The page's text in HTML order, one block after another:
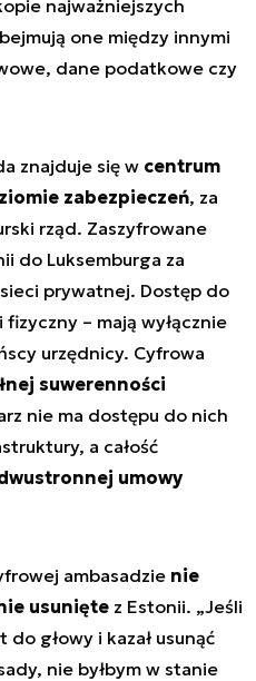
najważniejszych
one między innymi
dane podatkowe czy
znajduje się w centrum
zabezpieczeń, za
rząd. Zaszyfrowane
do Luksemburga za
prywatnej. Dostęp do
– mają wyłącznie
urzędnicy. Cyfrowa
suwerenności
nie ma dostępu do nich
a całość
umowy
ambasadzie nie
usunięte z Estonii. „Jeśli
głowy i kazał usunąć
nie byłbym w stanie